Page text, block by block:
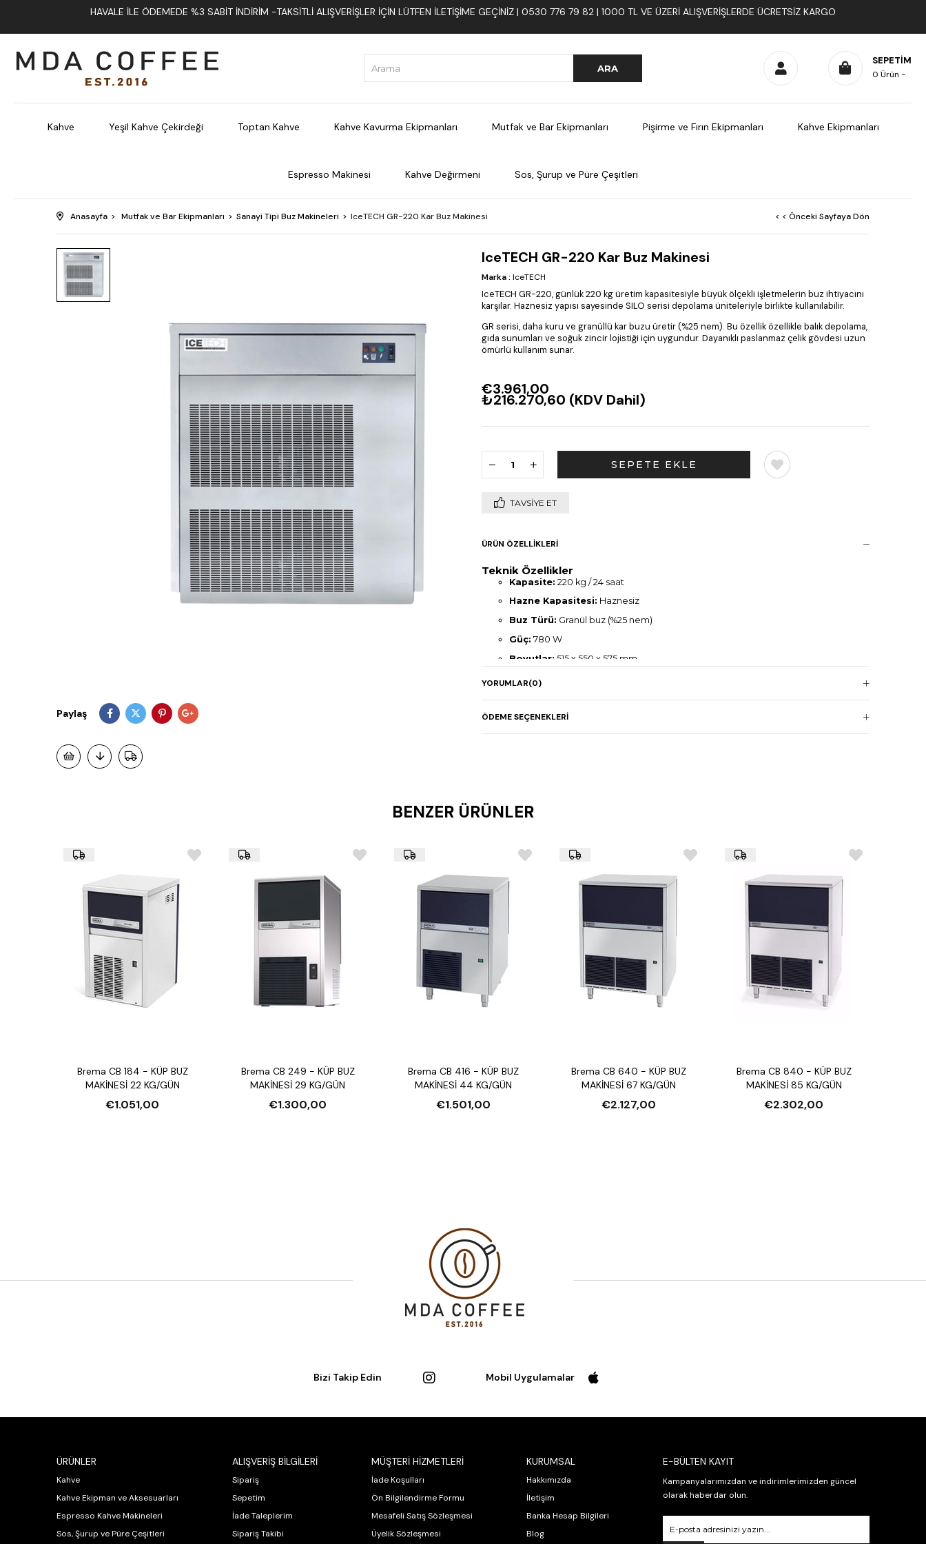
HAVALE İLE ÖDEMEDE %3 SABIT İNDIRIM -TAKSITLI ALIŞVERIŞLER İÇIN LÜTFEN ILETIŞIME GEÇINIZ | 0530 776 79 82 | 1000 TL VE ÜZERI ALIŞVERIŞLERDE ÜCRETSIZ KARGO
SEPETIM
0 Ürün
Kahve Yeşil Kahve Çekirdeği Toptan Kahve Kahve Kavurma Ekipmanları Mutfak ve Bar Ekipmanları Pişirme ve Fırın Ekipmanları Kahve Ekipmanları
Espresso Makinesi Kahve Değirmeni Sos, Şurup ve Püre Çeşitleri
Anasayfa Mutfak ve Bar Ekipmanları Sanayi Tipi Buz Makineleri IceTECH GR-220 Kar Buz Makinesi < < Önceki Sayfaya Dön
Paylaş
IceTECH GR-220 Kar Buz Makinesi
Marka: IceTECH
IceTECH GR-220, günlük 220 kg üretim kapasitesiyle büyük ölçekli işletmelerin buz ihtiyacını
karşılar. Haznesiz yapısı sayesinde SILO serisi depolama üniteleriyle birlikte kullanılabilir.
GR serisi, daha kuru ve granüllü kar buzu üretir (%25 nem). Bu özellik özellikle balık depolama,
gıda sunumları ve soğuk zincir lojistiği için uygundur. Dayanıklı paslanmaz çelik gövdesi uzun
ömürlü kullanım sunar.
€3.961,00
₺216.270,60 (KDV Dahil)
TAVSIYE ET
ÜRÜN ÖZELLIKLERI
Teknik Özellikler
Kapasite: 220 kg / 24 saat
Hazne Kapasitesi: Haznesiz
Buz Türü: Granül buz (%25 nem)
Güç: 780 W
Boyutlar: 515 x 550 x 575 mm
Net Ağırlık:
YORUMLAR(0)
ÖDEME SEÇENEKLERI
BENZER ÜRÜNLER
Brema CB 184 - KÜP BUZ
MAKİNESİ 22 KG/GÜN
€1.051,00
Brema CB 249 - KÜP BUZ
MAKİNESİ 29 KG/GÜN
€1.300,00
Brema CB 416 - KÜP BUZ
MAKİNESİ 44 KG/GÜN
€1.501,00
Brema CB 640 - KÜP BUZ
MAKİNESİ 67 KG/GÜN
€2.127,00
Brema CB 840 - KÜP BUZ
MAKİNESİ 85 KG/GÜN
€2.302,00
Bizi Takip Edin Mobil Uygulamalar
ÜRÜNLER
Kahve
Kahve Ekipman ve Aksesuarları
Espresso Kahve Makineleri
Sos, Şurup ve Püre Çeşitleri
ALIŞVERİŞ BİLGİLERİ
Sipariş
Sepetim
İade Taleplerim
Sipariş Takibi
MÜŞTERİ HİZMETLERİ
İade Koşulları
Ön Bilgilendirme Formu
Mesafeli Satış Sözleşmesi
Üyelik Sözleşmesi
KURUMSAL
Hakkımızda
İletişim
Banka Hesap Bilgileri
Blog
E-BÜLTEN KAYIT
Kampanyalarımızdan ve indirimlerimizden güncel
olarak haberdar olun.